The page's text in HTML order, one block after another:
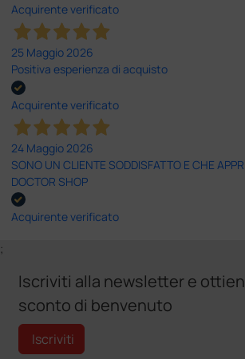
Acquirente verificato
25 Maggio 2026
Positiva esperienza di acquisto
Acquirente verificato
24 Maggio 2026
SONO UN CLIENTE SODDISFATTO E CHE
DOCTOR SHOP
Acquirente verificato
;
Iscriviti alla newsletter e
sconto di benvenuto
Iscriviti